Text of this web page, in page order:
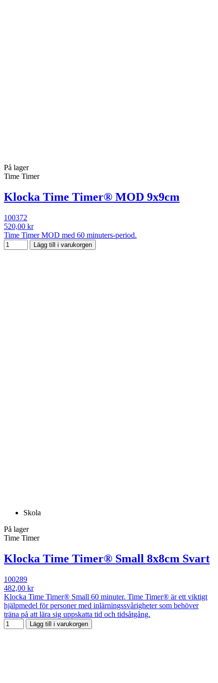
På lager
Time Timer
Klocka Time Timer® MOD 9x9cm
100372
520,00 kr
Time Timer MOD med 60 minuters-period.
Lägg till i varukorgen
Skola
På lager
Time Timer
Klocka Time Timer® Small 8x8cm Svart
100289
482,00 kr
Klocka Time Timer® Small 60 minuter. Time Timer® är ett viktigt
hjälpmedel för personer med inlärningssvårigheter som behöver
träna på att lära sig uppskatta tid och tidsåtgång.
Lägg till i varukorgen